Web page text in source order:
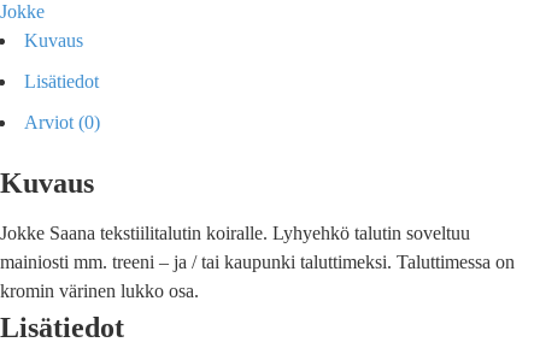
Jokke
Kuvaus
Lisätiedot
Arviot (0)
Kuvaus
Jokke Saana tekstiilitalutin koiralle. Lyhyehkö talutin soveltuu
mainiosti mm. treeni – ja / tai kaupunki taluttimeksi. Taluttimessa on
kromin värinen lukko osa.
Lisätiedot